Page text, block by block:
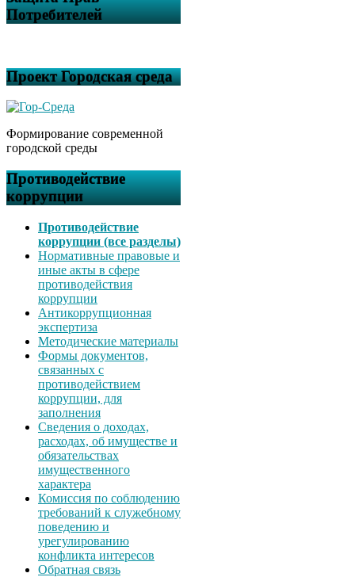
Потребителей
Проект Городская среда
Формирование современной
городской среды
Противодействие
коррупции
Противодействие
коррупции (все разделы)
Нормативные правовые и
иные акты в сфере
противодействия
коррупции
Антикоррупционная
экспертиза
Методические материалы
Формы документов,
связанных с
противодействием
коррупции, для
заполнения
Сведения о доходах,
расходах, об имуществе и
обязательствах
имущественного
характера
Комиссия по соблюдению
требований к служебному
поведению и
урегулированию
конфликта интересов
Обратная связь